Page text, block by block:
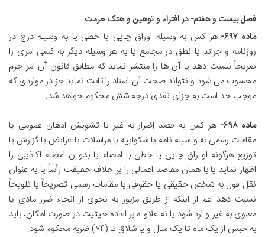
فصل بیست و هفتم- در افتراء و توهین و هتک حرمت
ماده ۶۹۷-
هر کس به وسیله اوراق چاپی یا خطی یا به وسیله درج در
روزنامه و جرائد یا نطق در مجامع یا به هر وسیله دیگر به کسی امری را
صریحاً نسبت دهد یا آن ها را منتشر نماید که مطابق قانون آن امر جرم
محسوب می شود و نتواند صحت آن اسناد را ثابت نماید جز در مواردی که
موجب حد است به جزای نقدی درجه شش محکوم خواهد شد.
ماده ۶۹۸-
هر کس به قصد اِضرار به غیر یا تشویش اذهان عمومی یا
مقامات رسمی به و سیله نامه یا شکواییه یا مراسلات یا عرایض یا گزارش یا
توزیع هرگونه او راق چاپی یا خطی با امضاء یا بدو ن امضاء اکاذیبی را
اظهار نماید یا با همان مقاصد اعمالی را بر خلاف حقیقت رأساً یا به عنوان
نقل قول به شخص حقیقی یا حقوقی یا مقامات رسمی تصریحاً یا تلویحاً
نسبت دهد اعم از اینکه از طریق مزبور به نحوی از انحاء ضرر مادی یا
معنوی به غیر و ارد شود یا نه علاو ه بر اعاده حیثیت در صورت امکان، باید
به حبس از یک ماه تا یک سال و یا شلاق تا (۷۴) ضَربه محکوم شود.